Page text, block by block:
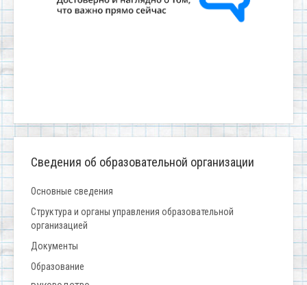
Сведения об образовательной организации
Основные сведения
Структура и органы управления образовательной
организацией
Документы
Образование